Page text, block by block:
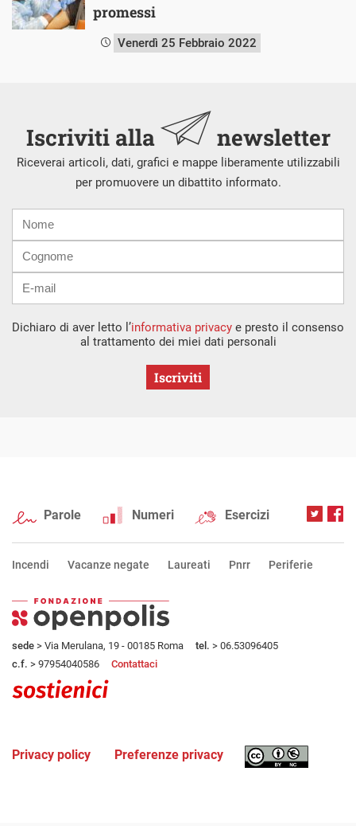
promessi
Venerdì 25 Febbraio 2022
Iscriviti alla newsletter
Riceverai articoli, dati, grafici e mappe liberamente utilizzabili
per promuovere un dibattito informato.
mail
Dichiaro di aver letto l’informativa privacy e presto il consenso
al trattamento dei miei dati personali
Iscriviti
Parole Numeri Esercizi
Incendi Vacanze negate Laureati Pnrr Periferie
sede > Via Merulana, 19 - 00185 Roma tel. > 06.53096405
c.f. > 97954040586 Contattaci
Privacy policy Preferenze privacy